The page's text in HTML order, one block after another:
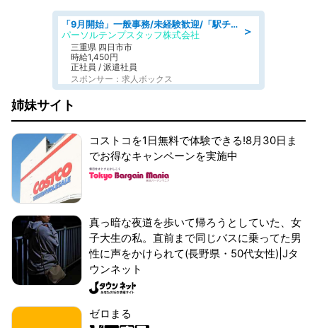
＞
「9月開始」一般事務/未経験歓迎/「駅チカ×18時まで!」残業なし部内の1人事務@1,450円
パーソルテンプスタッフ株式会社
三重県 四日市市
時給1,450円
正社員 / 派遣社員
スポンサー：求人ボックス
姉妹サイト
コストコを1日無料で体験できる!8月30日ま
でお得なキャンペーンを実施中
真っ暗な夜道を歩いて帰ろうとしていた、女
子大生の私。直前まで同じバスに乗ってた男
性に声をかけられて(長野県・50代女性)|Jタ
ウンネット
ゼロまる